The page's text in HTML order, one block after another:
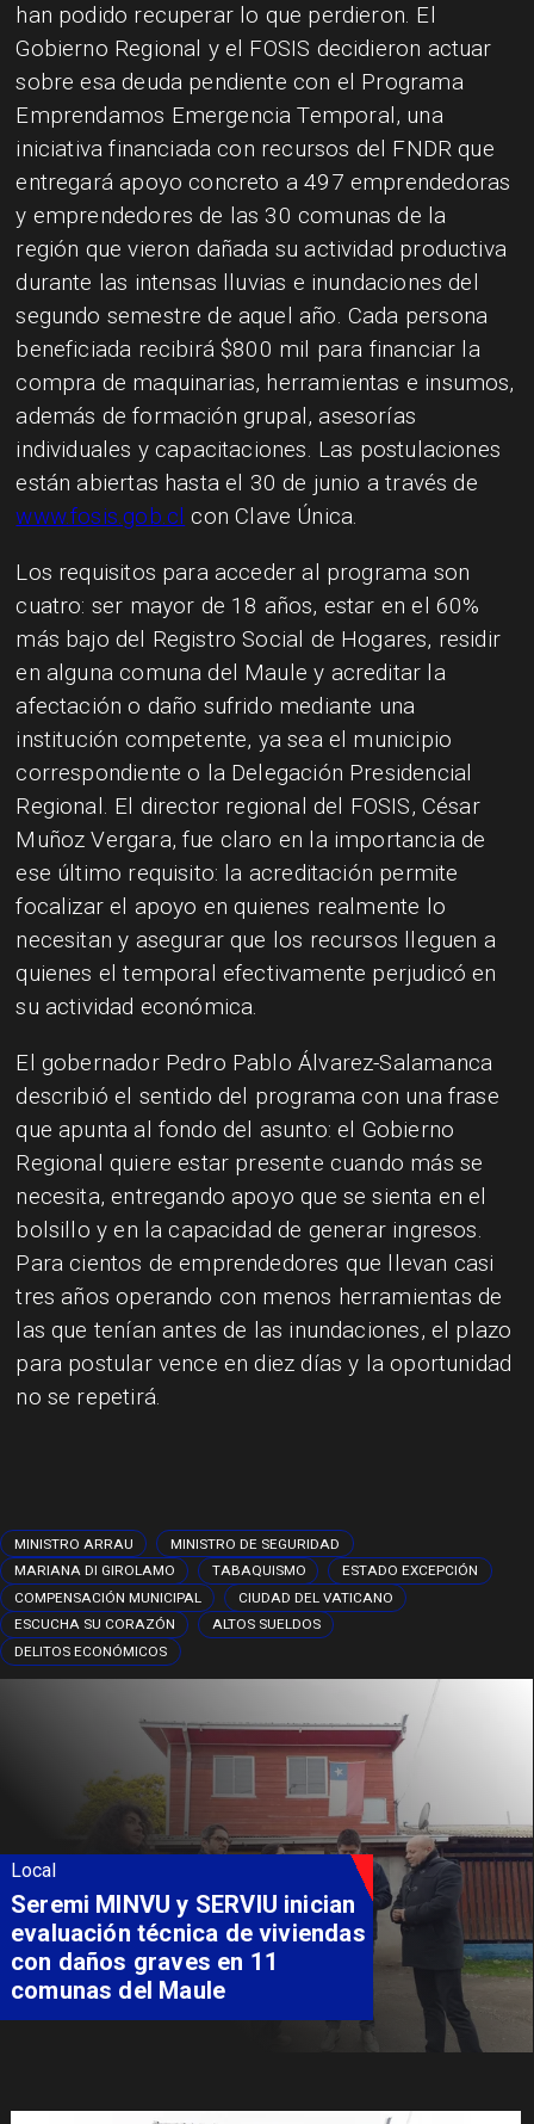
han podido recuperar lo que perdieron. El
Gobierno Regional y el FOSIS decidieron actuar
sobre esa deuda pendiente con el Programa
Emprendamos Emergencia Temporal, una
iniciativa financiada con recursos del FNDR que
entregará apoyo concreto a 497 emprendedoras
y emprendedores de las 30 comunas de la
región que vieron dañada su actividad productiva
durante las intensas lluvias e inundaciones del
segundo semestre de aquel año. Cada persona
beneficiada recibirá $800 mil para financiar la
compra de maquinarias, herramientas e insumos,
además de formación grupal, asesorías
individuales y capacitaciones. Las postulaciones
están abiertas hasta el 30 de junio a través de
www.fosis.gob.cl con Clave Única.
Los requisitos para acceder al programa son
cuatro: ser mayor de 18 años, estar en el 60%
más bajo del Registro Social de Hogares, residir
en alguna comuna del Maule y acreditar la
afectación o daño sufrido mediante una
institución competente, ya sea el municipio
correspondiente o la Delegación Presidencial
Regional. El director regional del FOSIS, César
Muñoz Vergara, fue claro en la importancia de
ese último requisito: la acreditación permite
focalizar el apoyo en quienes realmente lo
necesitan y asegurar que los recursos lleguen a
quienes el temporal efectivamente perjudicó en
su actividad económica.
El gobernador Pedro Pablo Álvarez-Salamanca
describió el sentido del programa con una frase
que apunta al fondo del asunto: el Gobierno
Regional quiere estar presente cuando más se
necesita, entregando apoyo que se sienta en el
bolsillo y en la capacidad de generar ingresos.
Para cientos de emprendedores que llevan casi
tres años operando con menos herramientas de
las que tenían antes de las inundaciones, el plazo
para postular vence en diez días y la oportunidad
no se repetirá.
MINISTRO ARRAU
MINISTRO DE SEGURIDAD
MARIANA DI GIROLAMO
TABAQUISMO
ESTADO EXCEPCIÓN
COMPENSACIÓN MUNICIPAL
CIUDAD DEL VATICANO
ESCUCHA SU CORAZÓN
ALTOS SUELDOS
DELITOS ECONÓMICOS
Local
Seremi MINVU y SERVIU inician
evaluación técnica de viviendas
con daños graves en 11
comunas del Maule